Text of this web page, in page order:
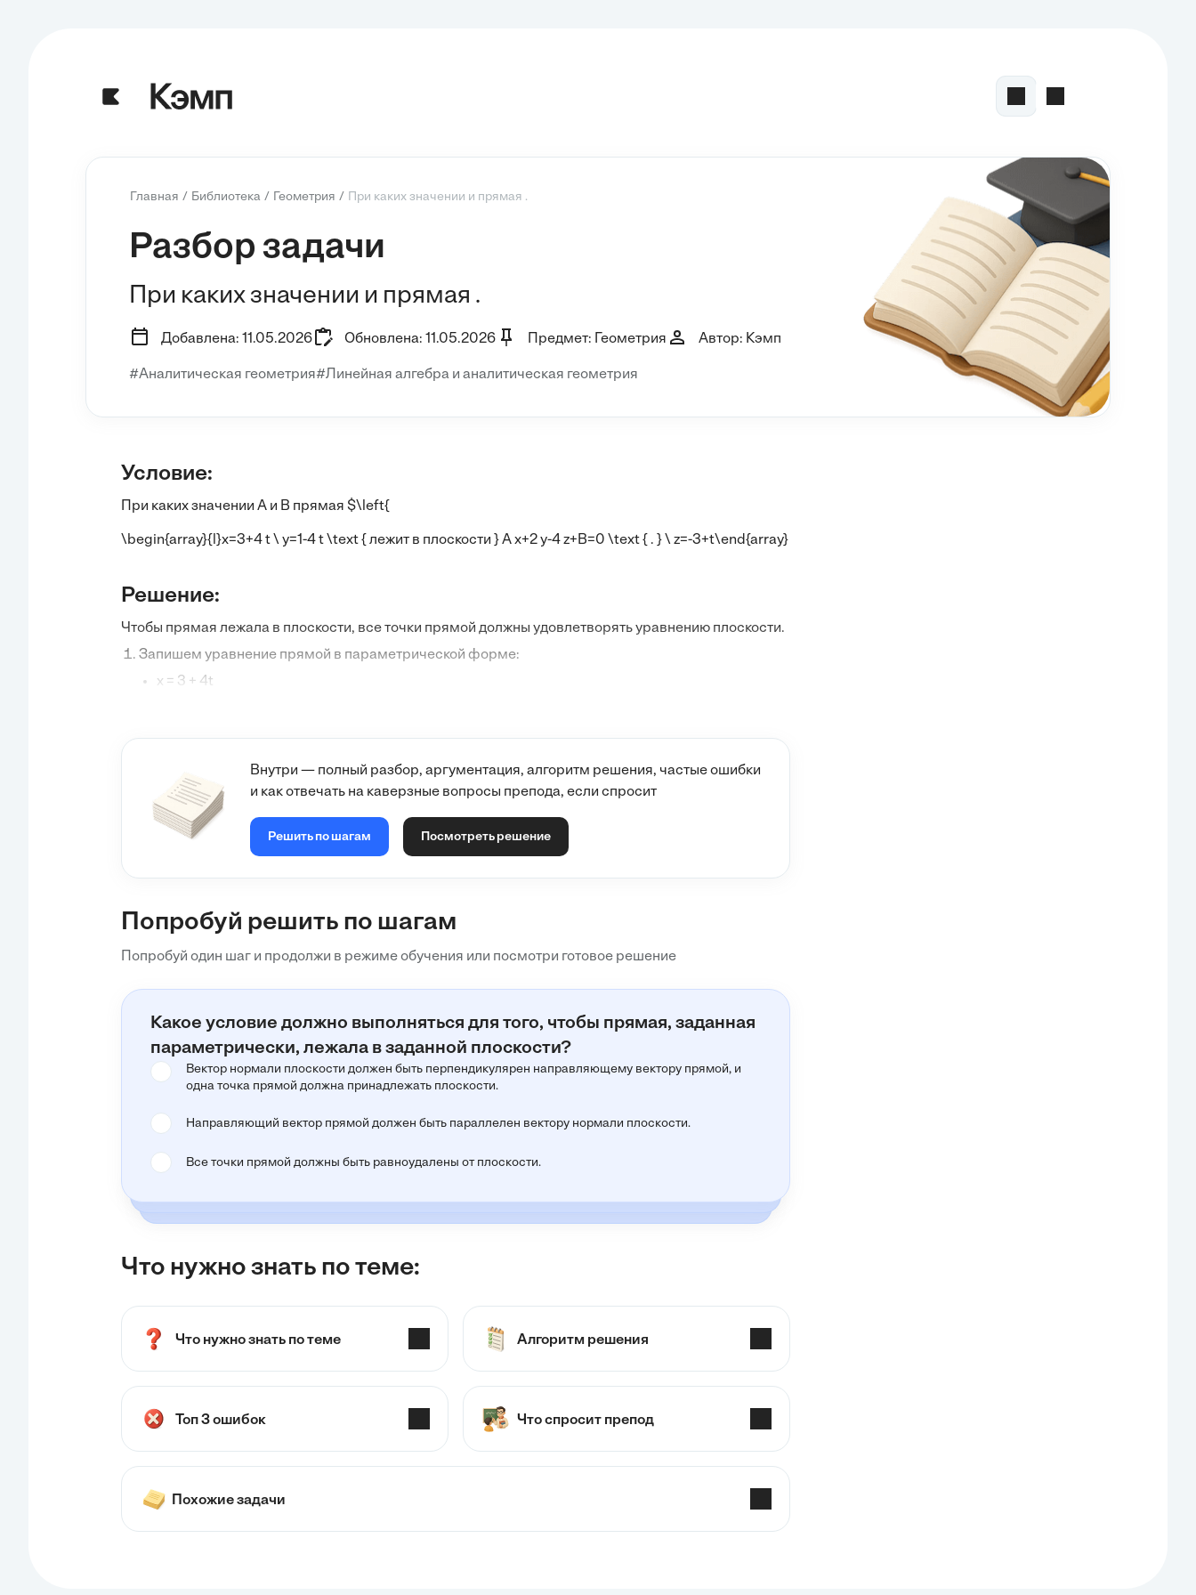
Главная Библиотека Геометрия При каких значении и прямая .
Разбор задачи
При каких значении и прямая .
Добавлена: 11.05.2026 Обновлена: 11.05.2026 Предмет: Геометрия Автор: Кэмп
#Аналитическая геометрия#Линейная алгебра и аналитическая геометрия
Условие:
При каких значении A и B прямая $\left{
\begin{array}{l}x=3+4 t \ y=1-4 t \text { лежит в плоскости } A x+2 y-4 z+B=0 \text { . } \ z=-3+t\end{array}
Решение:
Чтобы прямая лежала в плоскости, все точки прямой должны удовлетворять уравнению плоскости.
Запишем уравнение прямой в параметрической форме:
x = 3 + 4t
Подставим эти выражения в уравнение плоскостиA x + 2y - 4z + B = 0:
y...
Внутри — полный разбор, аргументация, алгоритм решения, частые ошибки
и как отвечать на каверзные вопросы препода, если спросит
Решить по шагам Посмотреть решение
Попробуй решить по шагам
Попробуй один шаг и продолжи в режиме обучения или посмотри готовое решение
Какое условие должно выполняться для того, чтобы прямая, заданная
параметрически, лежала в заданной плоскости?
Вектор нормали плоскости должен быть перпендикулярен направляющему вектору прямой, и
одна точка прямой должна принадлежать плоскости.
Направляющий вектор прямой должен быть параллелен вектору нормали плоскости.
Все точки прямой должны быть равноудалены от плоскости.
Что нужно знать по теме:
Что нужно знать по теме Алгоритм решения
Топ 3 ошибок Что спросит препод
Похожие задачи